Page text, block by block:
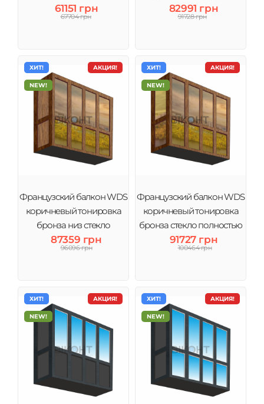
61151 грн
67704 грн
82991 грн
91728 грн
АКЦИЯ!
ХИТ!
NEW!
Французский балкон WDS
коричневый тонировка
бронза низ стекло
87359 грн
96096 грн
АКЦИЯ!
ХИТ!
NEW!
Французский балкон WDS
коричневый тонировка
бронза стекло полностью
91727 грн
100464 грн
АКЦИЯ!
ХИТ!
NEW!
АКЦИЯ!
ХИТ!
NEW!